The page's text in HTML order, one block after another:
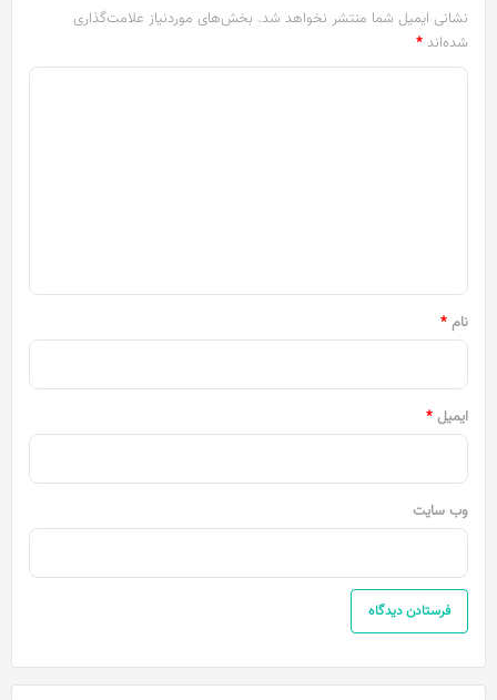
نشانی ایمیل شما منتشر نخواهد شد. بخش‌های موردنیاز علامت‌گذاری
شده‌اند *
نام *
ایمیل *
وب‌ سایت